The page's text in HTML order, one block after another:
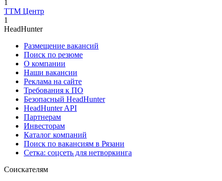
1
ТТМ Центр
1
HeadHunter
Размещение вакансий
Поиск по резюме
О компании
Наши вакансии
Реклама на сайте
Требования к ПО
Безопасный HeadHunter
HeadHunter API
Партнерам
Инвесторам
Каталог компаний
Поиск по вакансиям в Рязани
Сетка: соцсеть для нетворкинга
Соискателям